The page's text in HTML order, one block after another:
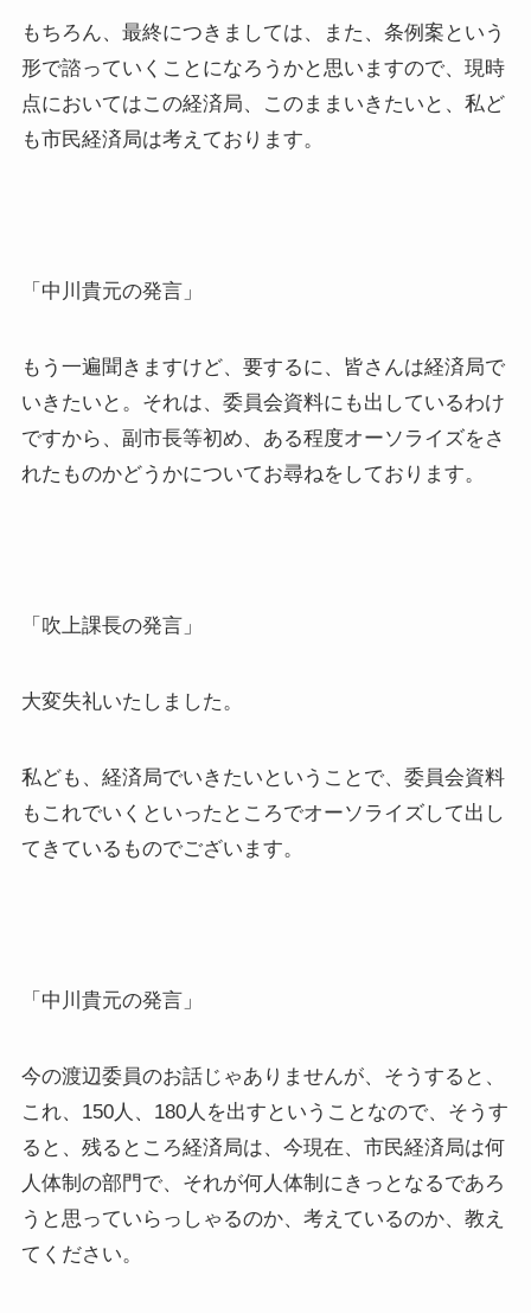
もちろん、最終につきましては、また、条例案という
形で諮っていくことになろうかと思いますので、現時
点においてはこの経済局、このままいきたいと、私ど
も市民経済局は考えております。
「中川貴元の発言」
もう一遍聞きますけど、要するに、皆さんは経済局で
いきたいと。それは、委員会資料にも出しているわけ
ですから、副市長等初め、ある程度オーソライズをさ
れたものかどうかについてお尋ねをしております。
「吹上課長の発言」
大変失礼いたしました。
私ども、経済局でいきたいということで、委員会資料
もこれでいくといったところでオーソライズして出し
てきているものでございます。
「中川貴元の発言」
今の渡辺委員のお話じゃありませんが、そうすると、
これ、150人、180人を出すということなので、そうす
ると、残るところ経済局は、今現在、市民経済局は何
人体制の部門で、それが何人体制にきっとなるであろ
うと思っていらっしゃるのか、考えているのか、教え
てください。